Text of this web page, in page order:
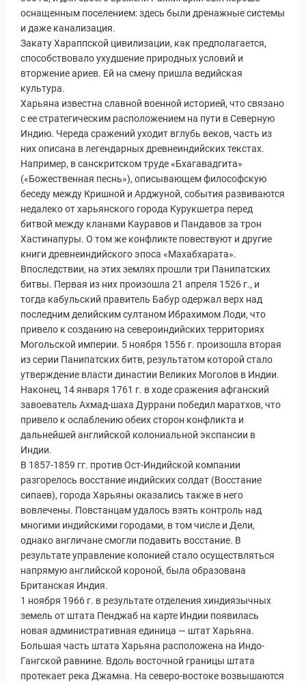
Туры
оснащенным поселением: здесь были дренажные системы
и даже канализация.
Закату Хараппской цивилизации, как предполагается,
способствовало ухудшение природных условий и
вторжение ариев. Ей на смену пришла ведийская
культура.
Харьяна известна славной военной историей, что связано
с ее стратегическим расположением на пути в Северную
Индию. Череда сражений уходит вглубь веков, часть из
них описана в легендарных древнеиндийских текстах.
Например, в санскритском труде «Бхагавадгита»
(«Божественная песнь»), описывающем философскую
беседу между Кришной и Арджуной, события развиваются
недалеко от харьянского города Курукшетра перед
битвой между кланами Кауравов и Пандавов за трон
Хастинапуры. О том же конфликте повествуют и другие
книги древнеиндийского эпоса «Махабхарата».
Впоследствии, на этих землях прошли три Панипатских
битвы. Первая из них произошла 21 апреля 1526 г., и
тогда кабульский правитель Бабур одержал верх над
последним делийским султаном Ибрахимом Лоди, что
привело к созданию на североиндийских территориях
Могольской империи. 5 ноября 1556 г. произошла вторая
из серии Панипатских битв, результатом которой стало
утверждение власти династии Великих Моголов в Индии.
Наконец, 14 января 1761 г. в ходе сражения афганский
завоеватель Ахмад-шаха Дуррани победил маратхов, что
привело к ослаблению обеих сторон конфликта и
дальнейшей английской колониальной экспансии в
Индии.
В 1857-1859 гг. против Ост-Индийской компании
разгорелось восстание индийских солдат (Восстание
сипаев), города Харьяны оказались также в него
вовлечены. Повстанцам удалось взять контроль над
многими индийскими городами, в том числе и Дели,
однако англичане смогли подавить восстание. В
результате управление колонией стало осуществляться
напрямую английской короной, была образована
Британская Индия.
1 ноября 1966 г. в результате отделения хиндиязычных
земель от штата Пенджаб на карте Индии появилась
новая административная единица — штат Харьяна.
Большая часть штата Харьяна расположена на Индо-
Гангской равнине. Вдоль восточной границы штата
протекает река Джамна. На северо-востоке возвышаются